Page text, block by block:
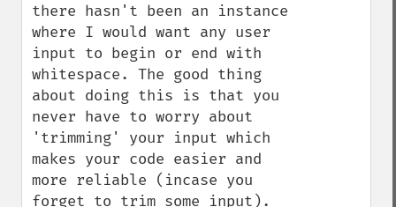
there hasn't been an instance
where I would want any user
input to begin or end with
whitespace. The good thing
about doing this is that you
never have to worry about
'trimming' your input which
makes your code easier and
more reliable (incase you
forget to trim some input).